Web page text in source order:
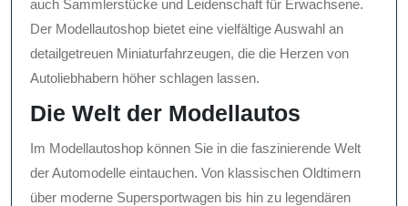
auch Sammlerstücke und Leidenschaft für Erwachsene.
Der Modellautoshop bietet eine vielfältige Auswahl an
detailgetreuen Miniaturfahrzeugen, die die Herzen von
Autoliebhabern höher schlagen lassen.
Die Welt der Modellautos
Im Modellautoshop können Sie in die faszinierende Welt
der Automodelle eintauchen. Von klassischen Oldtimern
über moderne Supersportwagen bis hin zu legendären